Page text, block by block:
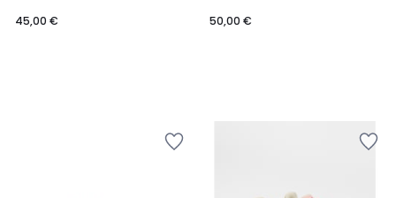
45,00 €
50,00 €